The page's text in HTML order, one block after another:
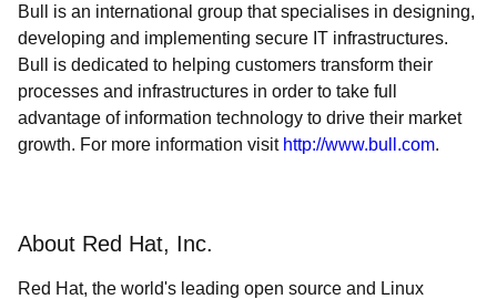
Bull is an international group that specialises in designing,
developing and implementing secure IT infrastructures.
Bull is dedicated to helping customers transform their
processes and infrastructures in order to take full
advantage of information technology to drive their market
growth. For more information visit http://www.bull.com.
About Red Hat, Inc.
Red Hat, the world's leading open source and Linux